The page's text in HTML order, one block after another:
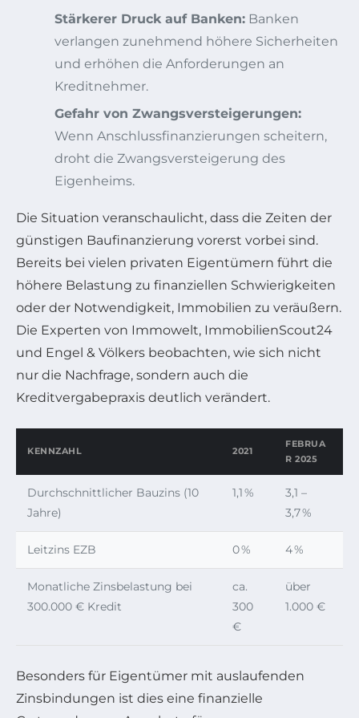
Stärkerer Druck auf Banken: Banken
verlangen zunehmend höhere Sicherheiten
und erhöhen die Anforderungen an
Kreditnehmer.
Gefahr von Zwangsversteigerungen:
Wenn Anschlussfinanzierungen scheitern,
droht die Zwangsversteigerung des
Eigenheims.
Die Situation veranschaulicht, dass die Zeiten der
günstigen Baufinanzierung vorerst vorbei sind.
Bereits bei vielen privaten Eigentümern führt die
höhere Belastung zu finanziellen Schwierigkeiten
oder der Notwendigkeit, Immobilien zu veräußern.
Die Experten von Immowelt, ImmobilienScout24
und Engel & Völkers beobachten, wie sich nicht
nur die Nachfrage, sondern auch die
Kreditvergabepraxis deutlich verändert.
KENNZAHL 2021
FEBRUA
R 2025
Durchschnittlicher Bauzins (10
Jahre)
1,1 %
3,1 –
3,7 %
Leitzins EZB 0 % 4 %
Monatliche Zinsbelastung bei
300.000 € Kredit
ca.
300
€
über
1.000 €
Besonders für Eigentümer mit auslaufenden
Zinsbindungen ist dies eine finanzielle